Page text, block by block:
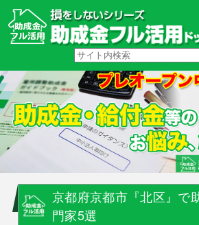
京都府京都市『北区』で
門家5選